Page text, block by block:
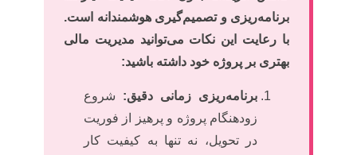
برنامه‌ریزی و تصمیم‌گیری هوشمندانه است.
با رعایت این نکات می‌توانید مدیریت مالی
بهتری بر پروژه خود داشته باشید:
برنامه‌ریزی زمانی دقیق:شروع
زودهنگام پروژه و پرهیز از فوریت
در تحویل، نه تنها به کیفیت کار